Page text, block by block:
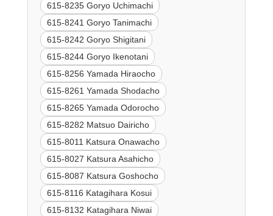
615-8235 Goryo Uchimachi
615-8241 Goryo Tanimachi
615-8242 Goryo Shigitani
615-8244 Goryo Ikenotani
615-8256 Yamada Hiraocho
615-8261 Yamada Shodacho
615-8265 Yamada Odorocho
615-8282 Matsuo Dairicho
615-8011 Katsura Onawacho
615-8027 Katsura Asahicho
615-8087 Katsura Goshocho
615-8116 Katagihara Kosui
615-8132 Katagihara Niwai